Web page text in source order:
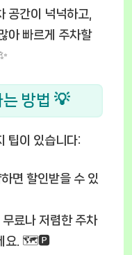
공간이 넉넉하고,
아 빠르게 주차할
방법 💡
팁이 있습니다:
면 할인받을 수 있
료나 저렴한 주차
세요. 🗺️🅿️